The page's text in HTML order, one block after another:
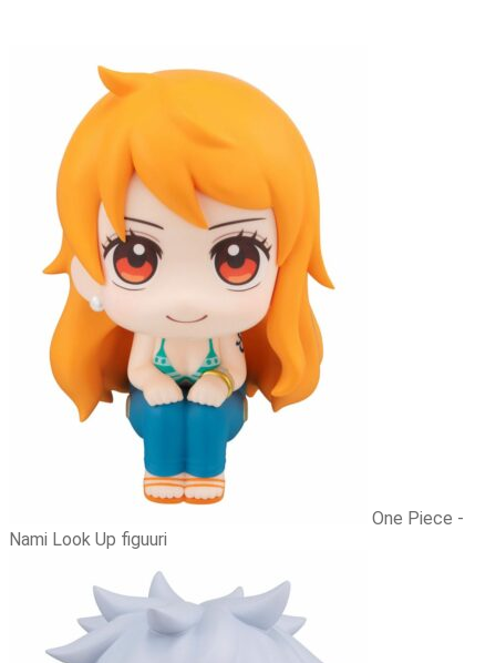
One Piece -
Nami Look Up figuuri